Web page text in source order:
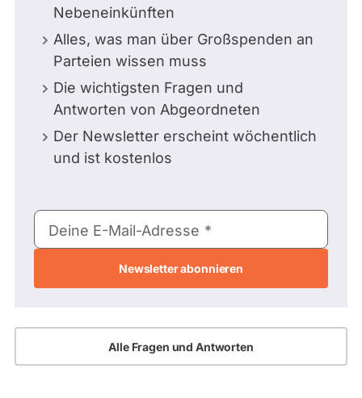
Nebeneinkünften
Alles, was man über Großspenden an
Parteien wissen muss
Die wichtigsten Fragen und
Antworten von Abgeordneten
Der Newsletter erscheint wöchentlich
und ist kostenlos
E-
Mail-
Deine E-Mail-Adresse
Alle Fragen und Antworten